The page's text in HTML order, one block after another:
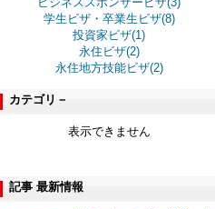
学生ビザ・卒業生ビザ(8)
投資家ビザ(1)
永住ビザ(2)
永住地方技能ビザ(2)
カテゴリ－
表示できません
記事 最新情報